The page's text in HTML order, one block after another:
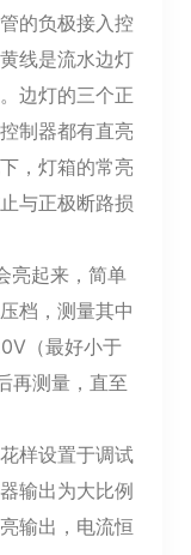
的负极接入控
线是流水边灯
边灯的三个正
制器都有直亮
，灯箱的常亮
与正极断路损
起来，简单
档，测量其中
（最好小于
再测量，直至
样设置于调试
输出为大比例
输出，电流恒